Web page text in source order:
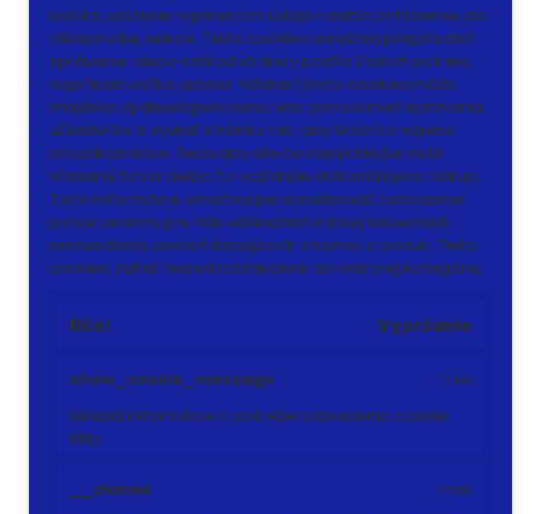
košíka, uloženie vyplnených údajov alebo prihlásenie do
zákazníckej sekcie. Tieto cookies umožnia prispôsobiť
správanie alebo vzhľad stránky podľa Vašich potrieb,
napríklad voľba jazyka. Vďaka týmto cookies môžu
majitelia aj developeri webu viac porozumieť správaniu
užívateľov a vyvijať stránku tak, aby bola čo najviac
prozákaznícka. Teda aby ste čo najrýchlejšie našli
hľadaný tovar alebo čo najľahšie dokončili jeho nákup.
Tieto informácie umožnia personalizovať zobrazenie
ponúk priamo pre Vás vďaka historickej skúsenosti
prehliadania predchádzajúcich stránok a ponúk. Tieto
cookies zatiaľ neboli roztriedené do vlastnej kategórie.
Účel Vypršanie
show_cookie_message
Ukladá informácie o potrebe zobrazenia cookie
lišty
1 rok
__zlcmid
1 rok